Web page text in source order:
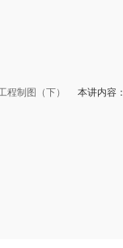
程制图（下） 本讲内容